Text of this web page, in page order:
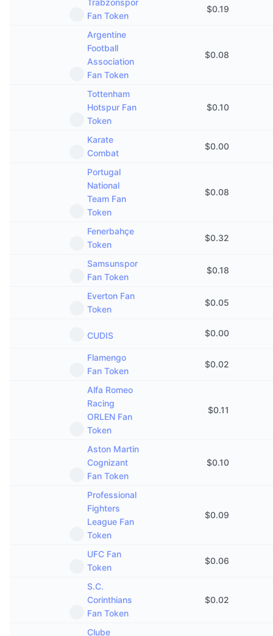
Trabzonspor
Fan Token
$0.19
Argentine
Football
Association
Fan Token
$0.08
Tottenham
Hotspur Fan
Token
$0.10
Karate
Combat
$0.00
Portugal
National
Team Fan
Token
$0.08
Fenerbahçe
Token
$0.32
Samsunspor
Fan Token
$0.18
Everton Fan
Token
$0.05
CUDIS $0.00
Flamengo
Fan Token
$0.02
Alfa Romeo
Racing
ORLEN Fan
Token
$0.11
Aston Martin
Cognizant
Fan Token
$0.10
Professional
Fighters
League Fan
Token
$0.09
UFC Fan
Token
$0.06
S.C.
Corinthians
Fan Token
$0.02
Clube